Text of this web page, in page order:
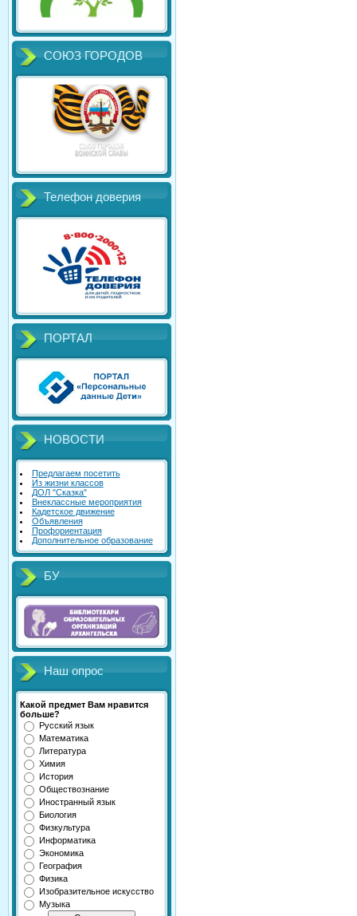
СОЮЗ ГОРОДОВ
Телефон доверия
ПОРТАЛ
НОВОСТИ
Предлагаем посетить
Из жизни классов
ДОЛ "Сказка"
Внеклассные мероприятия
Кадетское движение
Объявления
Профориентация
Дополнительное образование
БУ
Наш опрос
Какой предмет Вам нравится
больше?
Русский язык
Математика
Литература
Химия
История
Обществознание
Иностранный язык
Биология
Физкультура
Информатика
Экономика
География
Физика
Изобразительное искусство
Музыка